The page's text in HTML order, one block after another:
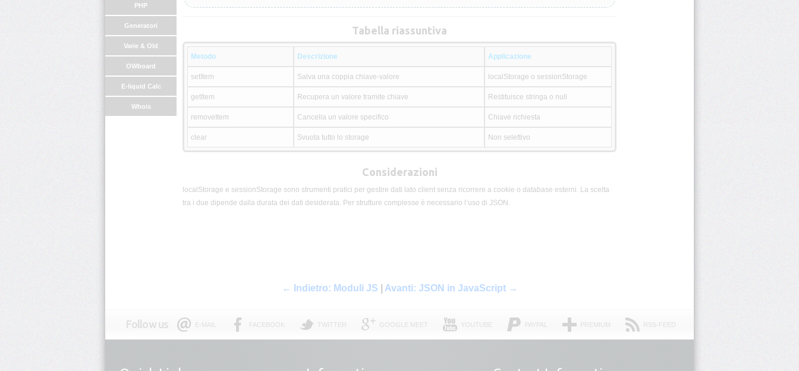
PHP
Generatori
Varie & Old
OWboard
E-liquid Calc
Whois
Tabella riassuntiva
Metodo Descrizione Applicazione
setItem Salva una coppia chiave-valore localStorage o sessionStorage
getItem Recupera un valore tramite chiave Restituisce stringa o null
removeItem Cancella un valore specifico Chiave richiesta
clear Svuota tutto lo storage Non selettivo
Considerazioni
localStorage e sessionStorage sono strumenti pratici per gestire dati lato client senza ricorrere a cookie o database esterni. La scelta
tra i due dipende dalla durata dei dati desiderata. Per strutture complesse è necessario l’uso di JSON.
← Indietro: Moduli JS Avanti: JSON in JavaScript →
Follow us E-MAIL FACEBOOK TWITTER GOOGLE MEET YOUTUBE PAYPAL PREMIUM RSS-FEED